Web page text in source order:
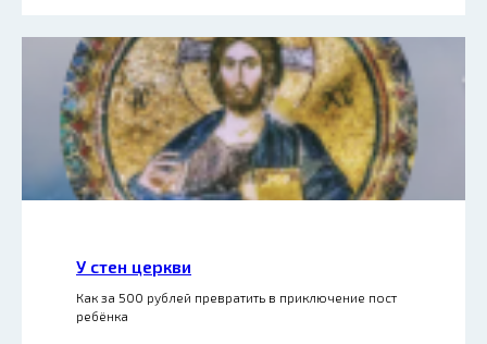
У стен церкви
Как за 500 рублей превратить в приключение пост
ребёнка